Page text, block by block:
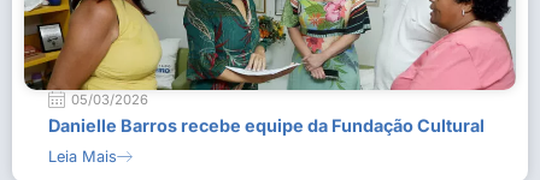
05/03/2026
Danielle Barros recebe equipe da Fundação Cultural
Leia Mais